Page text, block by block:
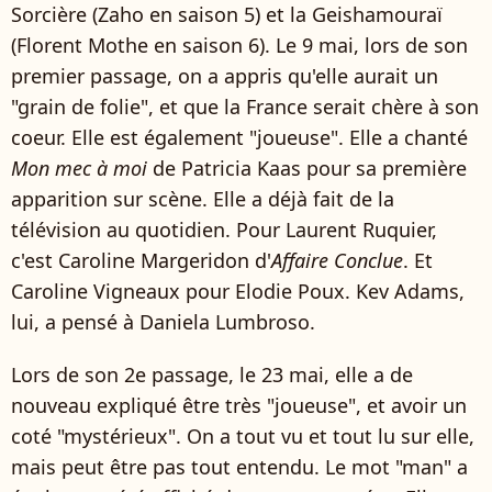
Sorcière (Zaho en saison 5) et la Geishamouraï
(Florent Mothe en saison 6). Le 9 mai, lors de son
premier passage, on a appris qu'elle aurait un
"grain de folie", et que la France serait chère à son
coeur. Elle est également "joueuse". Elle a chanté
Mon mec à moi de Patricia Kaas pour sa première
apparition sur scène. Elle a déjà fait de la
télévision au quotidien. Pour Laurent Ruquier,
c'est Caroline Margeridon d'Affaire Conclue. Et
Caroline Vigneaux pour Elodie Poux. Kev Adams,
lui, a pensé à Daniela Lumbroso.
Lors de son 2e passage, le 23 mai, elle a de
nouveau expliqué être très "joueuse", et avoir un
coté "mystérieux". On a tout vu et tout lu sur elle,
mais peut être pas tout entendu. Le mot "man" a